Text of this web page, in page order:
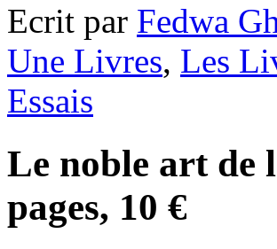
Ecrit par Fedwa
Une Livres, Les
Essais
Le noble art de
pages, 10 €